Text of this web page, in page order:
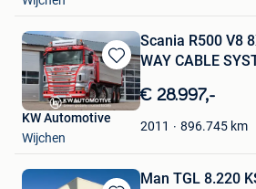
Bewaren
in
Mijn
Favorieten
Scania R500 V8
WAY CABLE
€ 28.997,-
2011 896.745 km
KW Automotive
Wijchen
Man TGL 8.220